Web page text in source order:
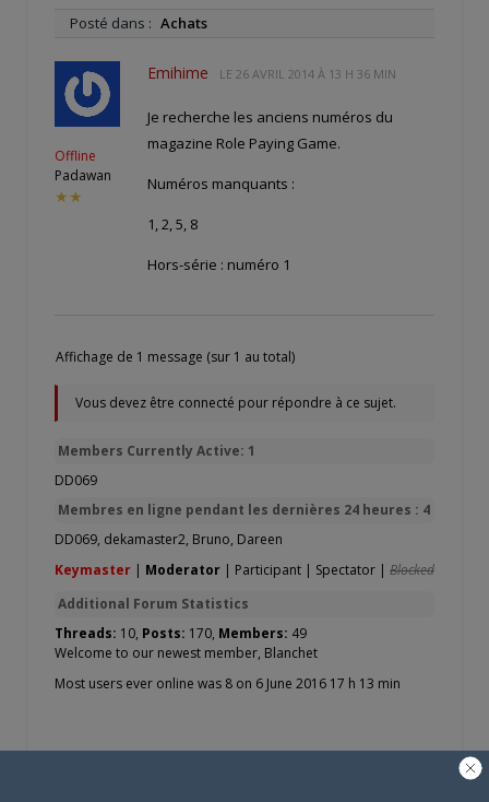
Posté dans : Achats
Offline
Padawan
★★
Emihime LE 26 AVRIL 2014 À 13 H 36 MIN
Je recherche les anciens numéros du
magazine Role Paying Game.
Numéros manquants :
1, 2, 5, 8
Hors-série : numéro 1
Affichage de 1 message (sur 1 au total)
Vous devez être connecté pour répondre à ce sujet.
Members Currently Active: 1
DD069
Membres en ligne pendant les dernières 24 heures : 4
DD069, dekamaster2, Bruno, Dareen
Keymaster | Moderator | Participant | Spectator | Blocked
Additional Forum Statistics
Threads: 10, Posts: 170, Members: 49
Welcome to our newest member, Blanchet
Most users ever online was 8 on 6 June 2016 17 h 13 min